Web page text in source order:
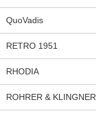
QuoVadis
RETRO 1951
RHODIA
ROHRER & KLINGNER